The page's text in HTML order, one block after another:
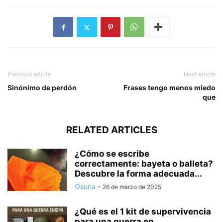
Previous article
Sinónimo de perdón
Next article
Frases tengo menos miedo
que
RELATED ARTICLES
¿Cómo se escribe
correctamente: bayeta o balleta?
Descubre la forma adecuada...
Osuna - 26 de marzo de 2025
¿Qué es el 1 kit de supervivencia